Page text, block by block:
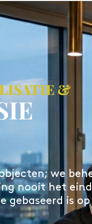
die
en
&
we
nooit het
gebaseerd is